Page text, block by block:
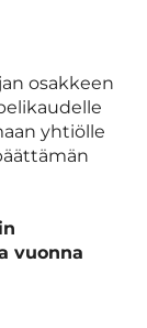
osakkeen
yhtiölle
vuonna